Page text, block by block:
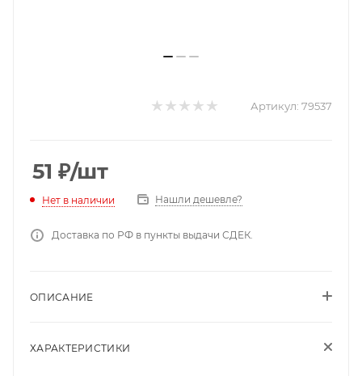
Артикул: 79537
51 ₽/шт
Нет в наличии Нашли дешевле?
Доставка по РФ в пункты выдачи СДЕК.
ОПИСАНИЕ
ХАРАКТЕРИСТИКИ